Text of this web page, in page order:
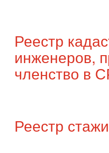
Реестр
инженеров,
членство в
Реестр